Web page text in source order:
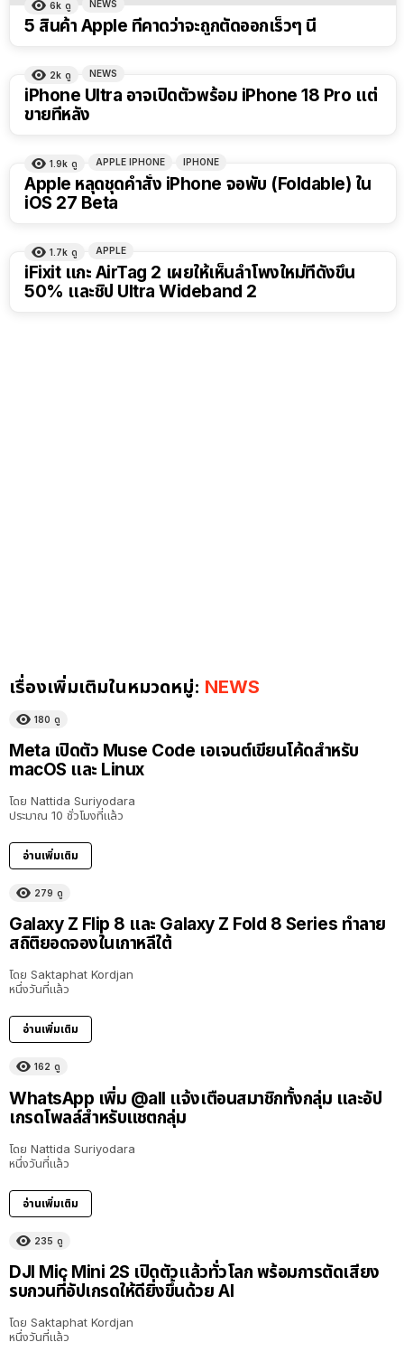
6k ดู NEWS
5 สินค้า Apple ที่คาดว่าจะถูกตัดออกเร็วๆ นี้
2k ดู NEWS
iPhone Ultra อาจเปิดตัวพร้อม iPhone 18 Pro แต่
ขายทีหลัง
1.9k ดู APPLE IPHONE IPHONE
Apple หลุดชุดคำสั่ง iPhone จอพับ (Foldable) ใน
iOS 27 Beta
1.7k ดู APPLE
iFixit แกะ AirTag 2 เผยให้เห็นลำโพงใหม่ที่ดังขึ้น
50% และชิป Ultra Wideband 2
เรื่องเพิ่มเติมในหมวดหมู่: NEWS
180 ดู
Meta เปิดตัว Muse Code เอเจนต์เขียนโค้ดสำหรับ
macOS และ Linux
โดย Nattida Suriyodara
ประมาณ 10 ชั่วโมงที่แล้ว
อ่านเพิ่มเติม
279 ดู
Galaxy Z Flip 8 และ Galaxy Z Fold 8 Series ทำลาย
สถิติยอดจองในเกาหลีใต้
โดย Saktaphat Kordjan
หนึ่งวันที่แล้ว
อ่านเพิ่มเติม
162 ดู
WhatsApp เพิ่ม @all แจ้งเตือนสมาชิกทั้งกลุ่ม และอัป
เกรดโพลล์สำหรับแชตกลุ่ม
โดย Nattida Suriyodara
หนึ่งวันที่แล้ว
อ่านเพิ่มเติม
235 ดู
DJI Mic Mini 2S เปิดตัวแล้วทั่วโลก พร้อมการตัดเสียง
รบกวนที่อัปเกรดให้ดียิ่งขึ้นด้วย AI
โดย Saktaphat Kordjan
หนึ่งวันที่แล้ว